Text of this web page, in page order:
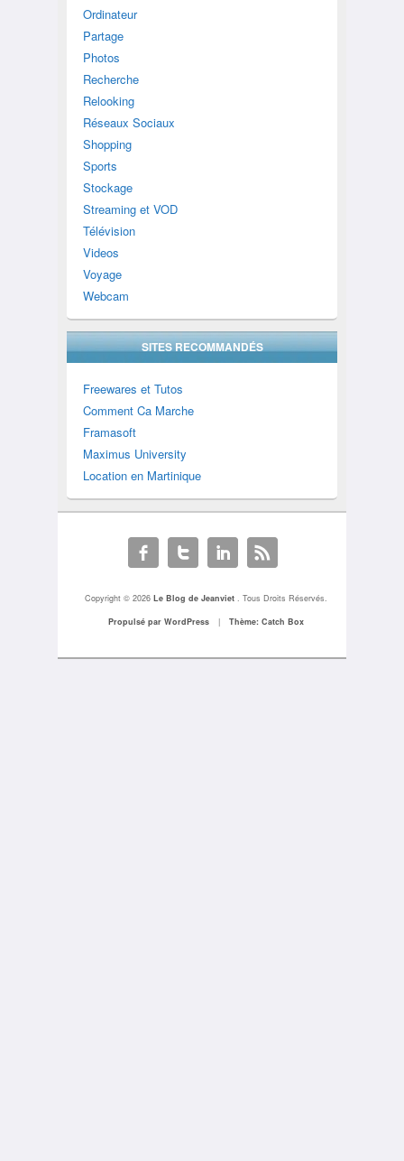
Ordinateur
Partage
Photos
Recherche
Relooking
Réseaux Sociaux
Shopping
Sports
Stockage
Streaming et VOD
Télévision
Videos
Voyage
Webcam
SITES RECOMMANDÉS
Freewares et Tutos
Comment Ca Marche
Framasoft
Maximus University
Location en Martinique
Copyright © 2026Le Blog de Jeanviet
. Tous Droits Réservés.
Propulsé par WordPress
| Thème: Catch Box